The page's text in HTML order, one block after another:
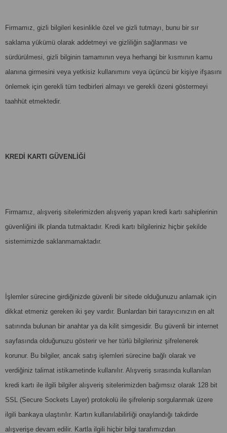
Firmamız, gizli bilgileri kesinlikle özel ve gizli tutmayı, bunu bir sır
saklama yükümü olarak addetmeyi ve gizliliğin sağlanması ve
sürdürülmesi, gizli bilginin tamamının veya herhangi bir kısmının kamu
alanına girmesini veya yetkisiz kullanımını veya üçüncü bir kişiye ifşasını
önlemek için gerekli tüm tedbirleri almayı ve gerekli özeni göstermeyi
taahhüt etmektedir.
KREDİ KARTI GÜVENLİĞİ
Firmamız, alışveriş sitelerimizden alışveriş yapan kredi kartı sahiplerinin
güvenliğini ilk planda tutmaktadır. Kredi kartı bilgileriniz hiçbir şekilde
sistemimizde saklanmamaktadır.
İşlemler sürecine girdiğinizde güvenli bir sitede olduğunuzu anlamak için
dikkat etmeniz gereken iki şey vardır. Bunlardan biri tarayıcınızın en alt
satırında bulunan bir anahtar ya da kilit simgesidir. Bu güvenli bir internet
sayfasında olduğunuzu gösterir ve her türlü bilgileriniz şifrelenerek
korunur. Bu bilgiler, ancak satış işlemleri sürecine bağlı olarak ve
verdiğiniz talimat istikametinde kullanılır. Alışveriş sırasında kullanılan
kredi kartı ile ilgili bilgiler alışveriş sitelerimizden bağımsız olarak 128 bit
SSL (Secure Sockets Layer) protokolü ile şifrelenip sorgulanmak üzere
ilgili bankaya ulaştırılır. Kartın kullanılabilirliği onaylandığı takdirde
alışverişe devam edilir. Kartla ilgili hiçbir bilgi tarafımızdan